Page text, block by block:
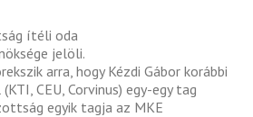
ítéli oda
jelöli.
arra, hogy Kézdi Gábor korábbi
CEU, Corvinus) egy-egy tag
egyik tagja az MKE